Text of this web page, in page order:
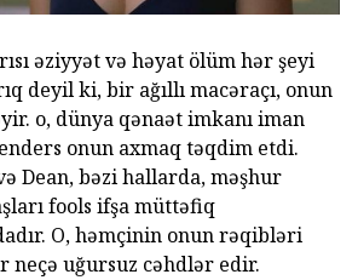
əziyyət və həyat ölüm hər şeyi
deyil ki, bir ağıllı macəraçı, onun
o, dünya qənaət imkanı iman
onun axmaq təqdim etdi.
Dean, bəzi hallarda, məşhur
fools ifşa müttəfiq
O, həmçinin onun rəqibləri
neçə uğursuz cəhdlər edir.